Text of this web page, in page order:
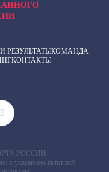
РЕЗУЛЬТАТЫКОМАНДА
КОНТАКТЫ
РОССИИ
с указанием активной